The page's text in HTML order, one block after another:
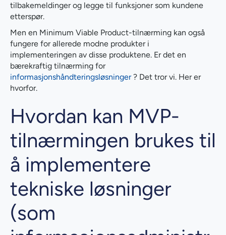
tilbakemeldinger og legge til funksjoner som kundene
etterspør.
Men en Minimum Viable Product-tilnærming kan også
fungere for allerede modne produkter i
implementeringen av disse produktene. Er det en
bærekraftig tilnærming for
informasjonshåndteringsløsninger? Det tror vi. Her er
hvorfor.
Hvordan kan MVP-
tilnærmingen brukes til
å implementere
tekniske løsninger
(som